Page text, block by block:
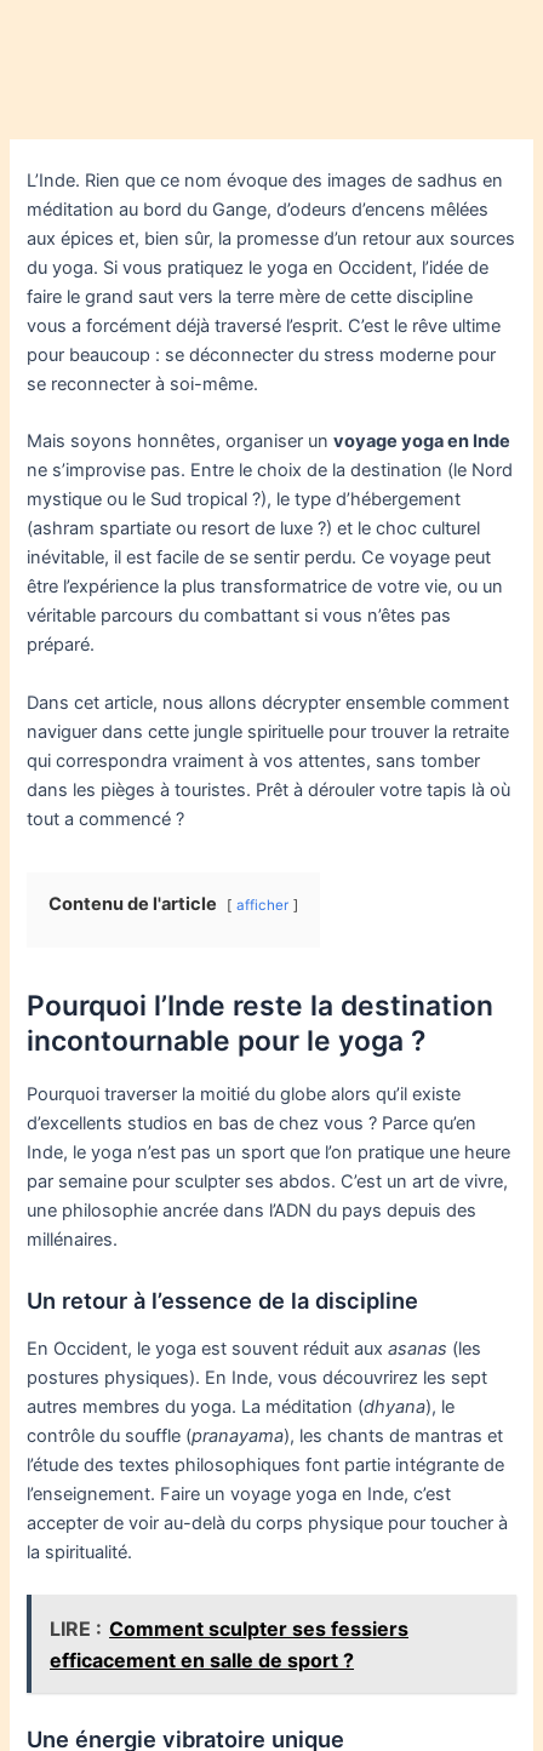
L’Inde. Rien que ce nom évoque des images de sadhus en
méditation au bord du Gange, d’odeurs d’encens mêlées
aux épices et, bien sûr, la promesse d’un retour aux sources
du yoga. Si vous pratiquez le yoga en Occident, l’idée de
faire le grand saut vers la terre mère de cette discipline
vous a forcément déjà traversé l’esprit. C’est le rêve ultime
pour beaucoup : se déconnecter du stress moderne pour
se reconnecter à soi-même.
Mais soyons honnêtes, organiser unvoyage yoga en Inde
ne s’improvise pas. Entre le choix de la destination (le Nord
mystique ou le Sud tropical ?), le type d’hébergement
(ashram spartiate ou resort de luxe ?) et le choc culturel
inévitable, il est facile de se sentir perdu. Ce voyage peut
être l’expérience la plus transformatrice de votre vie, ou un
véritable parcours du combattant si vous n’êtes pas
préparé.
Dans cet article, nous allons décrypter ensemble comment
naviguer dans cette jungle spirituelle pour trouver la retraite
qui correspondra vraiment à vos attentes, sans tomber
dans les pièges à touristes. Prêt à dérouler votre tapis là où
tout a commencé ?
Contenu de l'article afficher
Pourquoi l’Inde reste la destination
incontournable pour le yoga ?
Pourquoi traverser la moitié du globe alors qu’il existe
d’excellents studios en bas de chez vous ? Parce qu’en
Inde, le yoga n’est pas un sport que l’on pratique une heure
par semaine pour sculpter ses abdos. C’est un art de vivre,
une philosophie ancrée dans l’ADN du pays depuis des
millénaires.
Un retour à l’essence de la discipline
En Occident, le yoga est souvent réduit auxasanas (les
postures physiques). En Inde, vous découvrirez les sept
autres membres du yoga. La méditation (dhyana), le
contrôle du souffle (pranayama), les chants de mantras et
l’étude des textes philosophiques font partie intégrante de
l’enseignement. Faire un voyage yoga en Inde, c’est
accepter de voir au-delà du corps physique pour toucher à
la spiritualité.
LIRE : Comment sculpter ses fessiers
efficacement en salle de sport ?
Une énergie vibratoire unique